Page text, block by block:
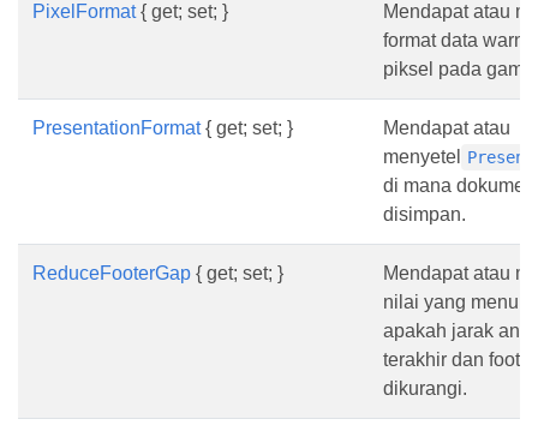
PixelFormat{ get; set; }
Mendapat atau
format data
piksel pada
PresentationFormat{ get; set; }
Mendapat atau
menyetel
di mana
disimpan.
ReduceFooterGap { get; set; }
Mendapat atau
nilai yang
apakah jarak
terakhir dan
dikurangi.